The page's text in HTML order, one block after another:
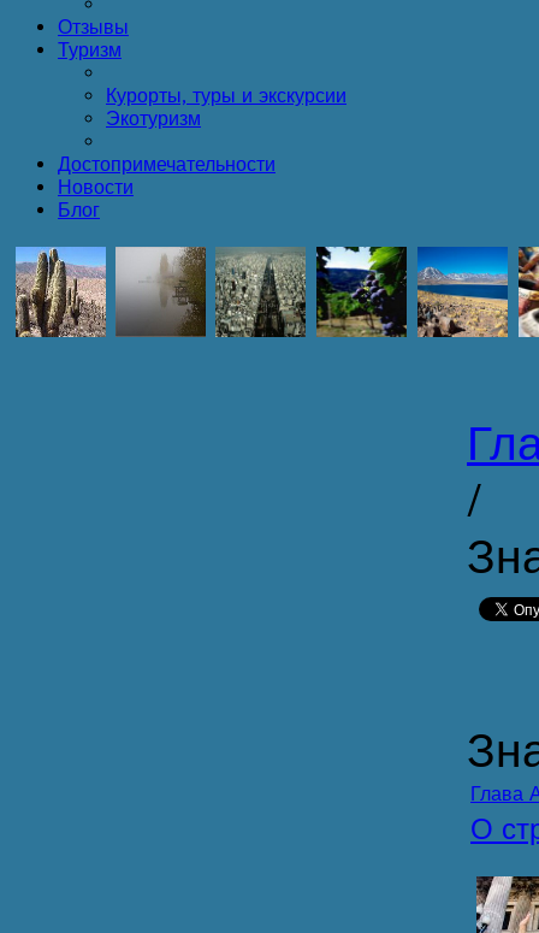
Отзывы
Туризм
Курорты, туры и экскурсии
Экотуризм
Достопримечательности
Новости
Блог
/
Глава
О